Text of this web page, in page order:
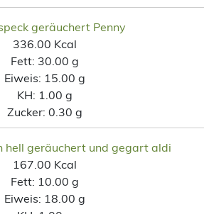
geräuchert Penny
336.00 Kcal
Fett: 30.00 g
Eiweis: 15.00 g
KH: 1.00 g
Zucker: 0.30 g
hell geräuchert und gegart aldi
167.00 Kcal
Fett: 10.00 g
Eiweis: 18.00 g